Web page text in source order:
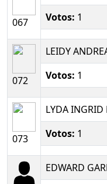
067
Votos: 1
072
LEIDY
Votos: 1
073
LYDA
Votos: 1
EDWARD